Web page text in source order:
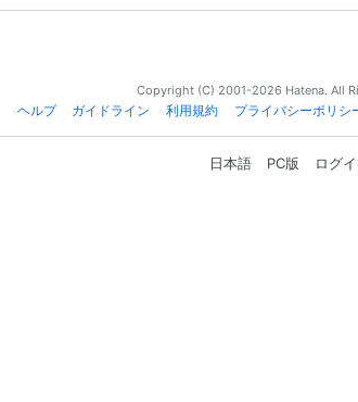
Copyright (C) 2001-2026 Hatena. All
ヘルプ
ガイドライン 利用規約 プライバシーポリシ
日本語 PC版 ログ